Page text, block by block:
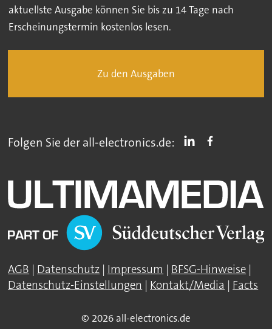
aktuellste Ausgabe können Sie bis zu 14 Tage nach
Erscheinungstermin kostenlos lesen.
Zu den Ausgaben
Folgen Sie der all-electronics.de:
AGB | Datenschutz | Impressum | BFSG-Hinweise |
Datenschutz-Einstellungen | Kontakt/Media | Facts
© 2026 all-electronics.de